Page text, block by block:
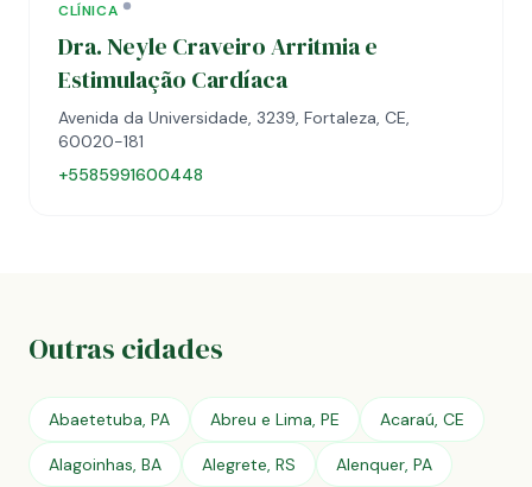
CLÍNICA
Dra. Neyle Craveiro Arritmia e
Estimulação Cardíaca
Avenida da Universidade, 3239, Fortaleza, CE,
60020-181
+5585991600448
Outras cidades
Abaetetuba, PA Abreu e Lima, PE Acaraú, CE
Alagoinhas, BA Alegrete, RS Alenquer, PA